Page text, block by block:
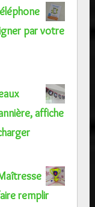
par votre
affiche
remplir